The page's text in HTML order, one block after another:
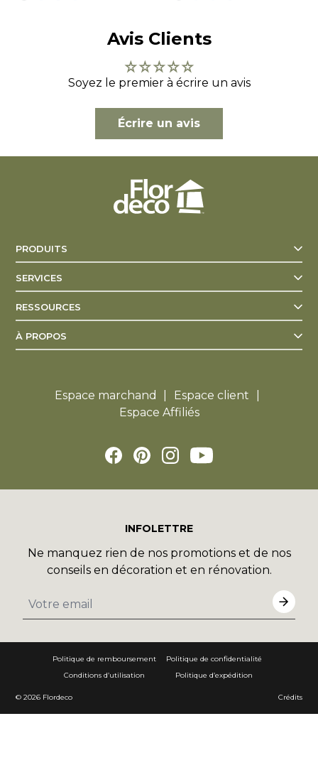
Avis Clients
Soyez le premier à écrire un avis
Écrire un avis
PRODUITS
SERVICES
RESSOURCES
À PROPOS
Espace marchand
Espace client
Espace Affiliés
INFOLETTRE
Ne manquez rien de nos promotions et de nos
conseils en décoration et en rénovation.
Politique de remboursement
Politique de confidentialité
Conditions d’utilisation
Politique d’expédition
© 2026 Flordeco Crédits